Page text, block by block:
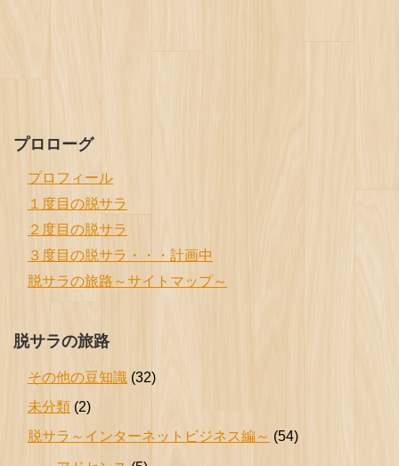
プロローグ
プロフィール
１度目の脱サラ
２度目の脱サラ
３度目の脱サラ・・・計画中
脱サラの旅路～サイトマップ～
脱サラの旅路
その他の豆知識 (32)
未分類 (2)
脱サラ～インターネットビジネス編～ (54)